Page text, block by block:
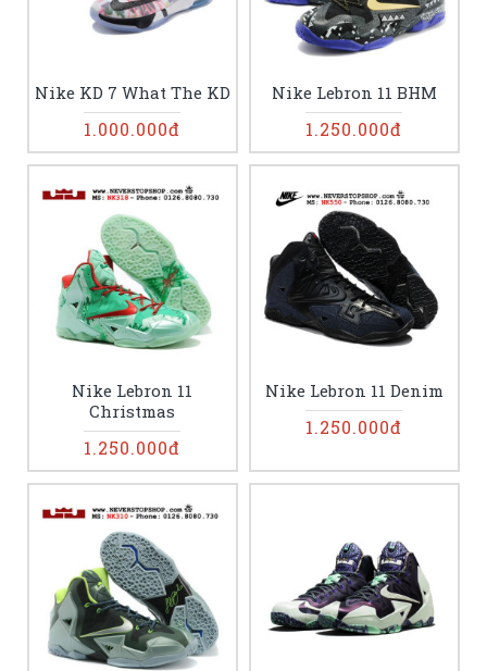
Nike KD 7 What The KD
1.000.000đ
Nike Lebron 11 BHM
1.250.000đ
Nike Lebron 11
Christmas
1.250.000đ
Nike Lebron 11 Denim
1.250.000đ